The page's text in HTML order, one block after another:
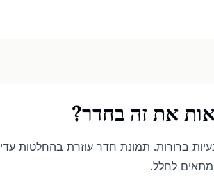
את זה בחדר?
ברורות. תמונת חדר עוזרת בהחלטות
לחלל.